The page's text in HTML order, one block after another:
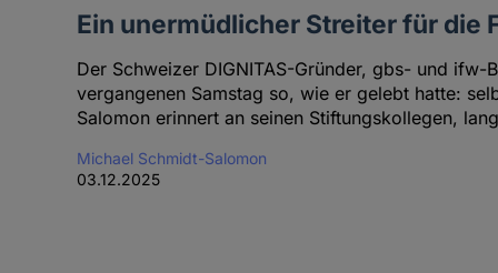
Ein unermüdlicher Streiter für die
Der Schweizer DIGNITAS-Gründer, gbs- und ifw-
vergangenen Samstag so, wie er gelebt hatte:
Salomon erinnert an seinen Stiftungskollegen,
Michael Schmidt-Salomon
03.12.2025